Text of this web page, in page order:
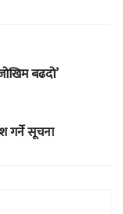
बढदो’
गर्ने सूचना